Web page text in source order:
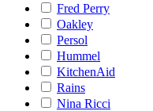
Fred Perry
Oakley
Persol
Hummel
KitchenAid
Rains
Nina Ricci